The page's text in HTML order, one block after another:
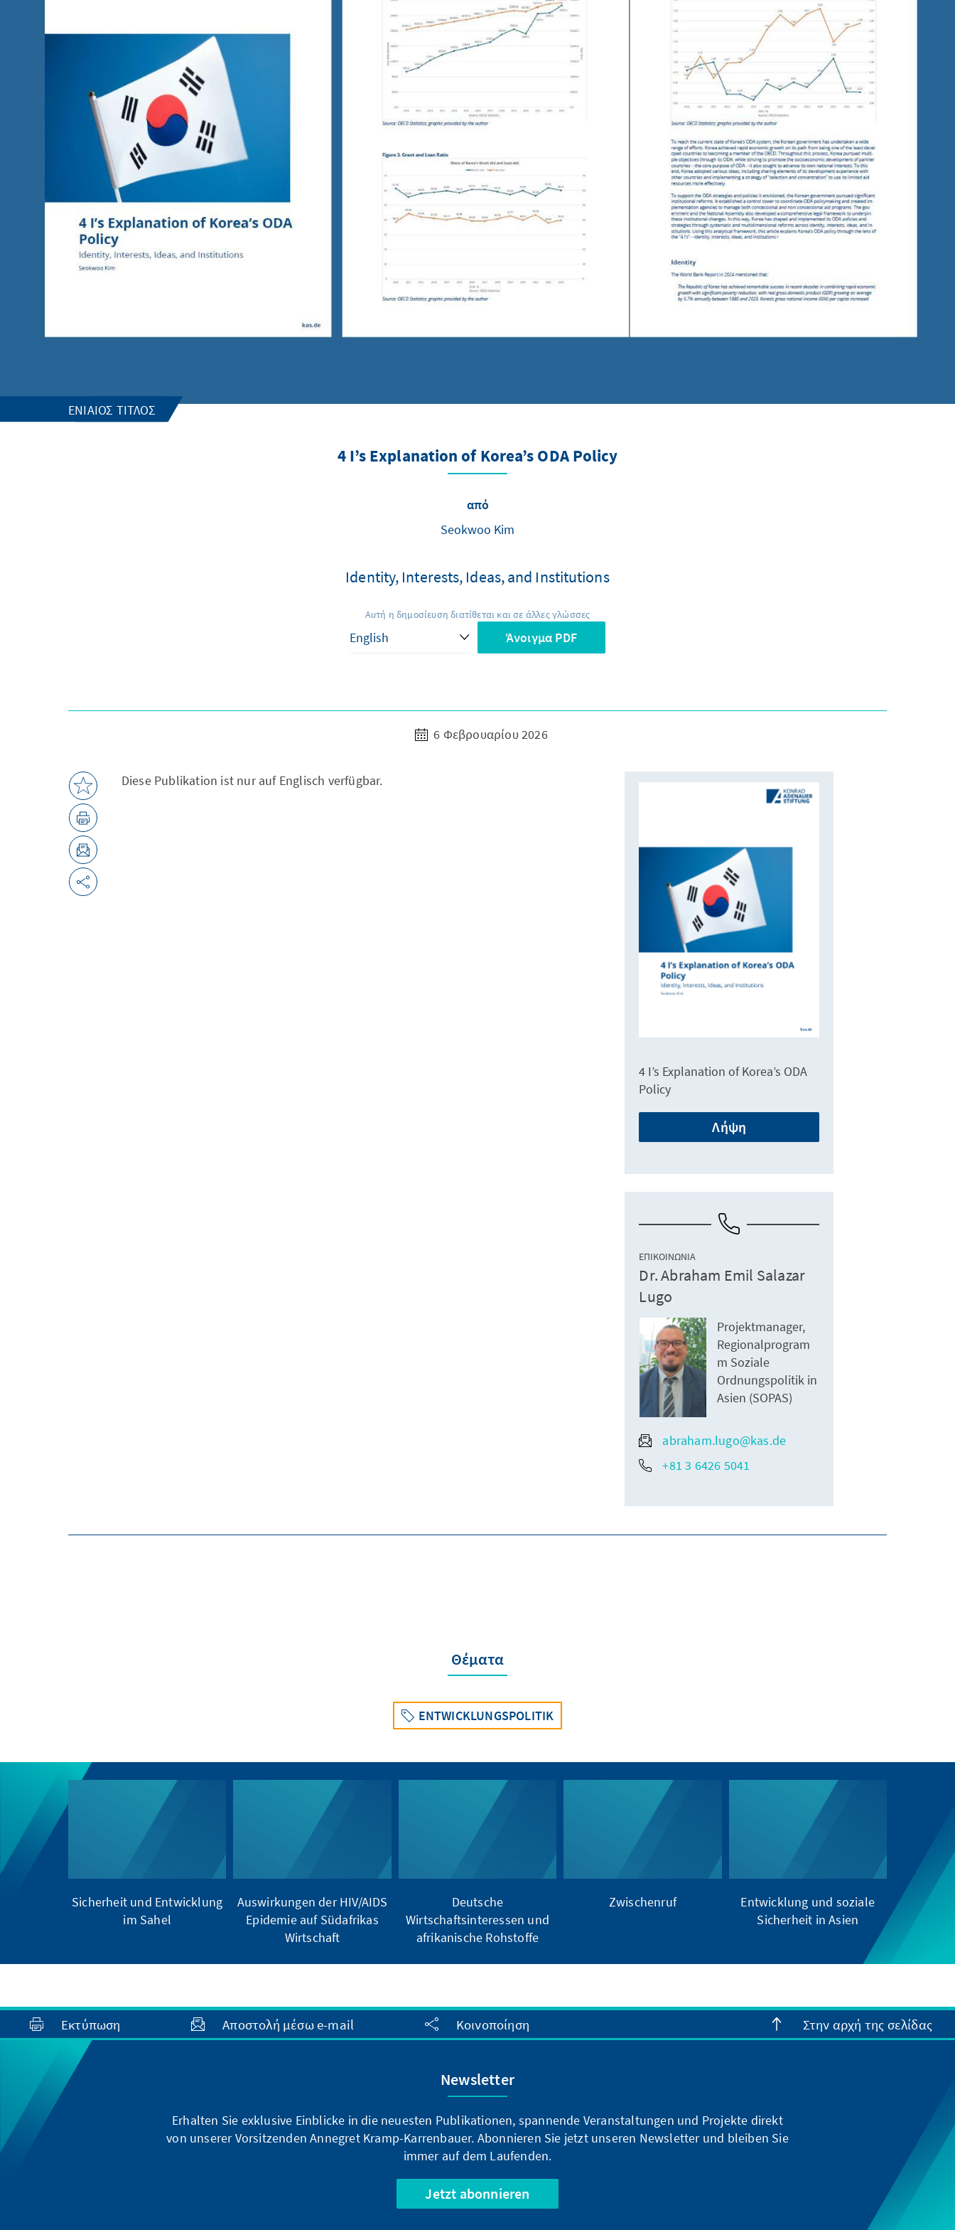
ΕΝΙΑΊΟΣ ΤΊΤΛΟΣ
4 I’s Explanation of Korea’s ODA Policy
από
Seokwoo Kim
Identity, Interests, Ideas, and Institutions
Αυτή η δημοσίευση διατίθεται και σε άλλες γλώσσες
Άνοιγμα PDF
6 Φεβρουαρίου 2026
Diese Publikation ist nur auf Englisch verfügbar.
4 I’s Explanation of Korea’s ODA
Policy
Λήψη
ΕΠΙΚΟΙΝΩΝΊΑ
Dr. Abraham Emil Salazar
Lugo
Projektmanager,
Regionalprogram
m Soziale
Ordnungspolitik in
Asien (SOPAS)
abraham.lugo@kas.de
+81 3 6426 5041
Θέματα
ENTWICKLUNGSPOLITIK
Sicherheit und Entwicklung
im Sahel
Auswirkungen der HIV/AIDS
Epidemie auf Südafrikas
Wirtschaft
Deutsche
Wirtschaftsinteressen und
afrikanische Rohstoffe
Zwischenruf
Entwicklung und soziale
Sicherheit in Asien
Εκτύπωση Αποστολή μέσω e-mail Κοινοποίηση Στην αρχή της σελίδας
Newsletter
Erhalten Sie exklusive Einblicke in die neuesten Publikationen, spannende Veranstaltungen und Projekte direkt
von unserer Vorsitzenden Annegret Kramp-Karrenbauer. Abonnieren Sie jetzt unseren Newsletter und bleiben Sie
immer auf dem Laufenden.
Jetzt abonnieren